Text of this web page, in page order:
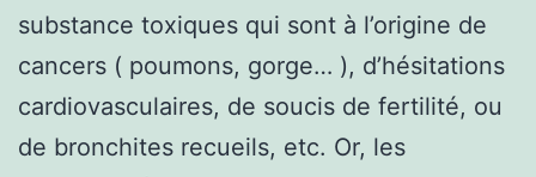
substance toxiques qui sont à l’origine de
cancers ( poumons, gorge… ), d’hésitations
cardiovasculaires, de soucis de fertilité, ou
de bronchites recueils, etc. Or, les